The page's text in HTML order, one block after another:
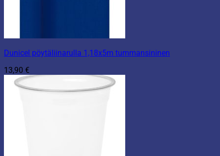
Dunicel pöytäliinarulla 1,18x5m tummansininen
13,90 €